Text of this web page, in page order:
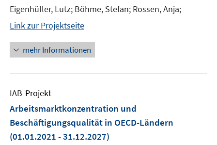
Eigenhüller, Lutz; Böhme, Stefan; Rossen, Anja;
Link zur Projektseite
mehr Informationen
IAB-Projekt
Arbeitsmarktkonzentration und
Beschäftigungsqualität in OECD-Ländern
(01.01.2021 - 31.12.2027)